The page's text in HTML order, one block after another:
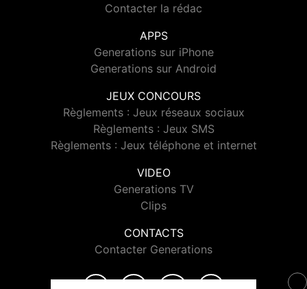
Contacter la rédac
APPS
Generations sur iPhone
Generations sur Android
JEUX CONCOURS
Règlements : Jeux réseaux sociaux
Règlements : Jeux SMS
Règlements : Jeux téléphone et internet
VIDEO
Generations TV
Clips
CONTACTS
Contacter Generations